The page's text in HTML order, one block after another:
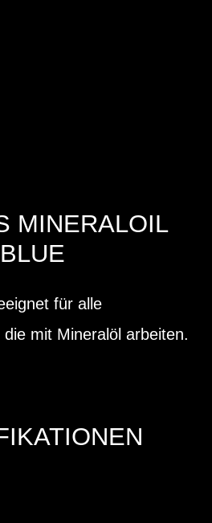
MINERALOIL
BLUE
für alle
mit Mineralöl arbeiten.